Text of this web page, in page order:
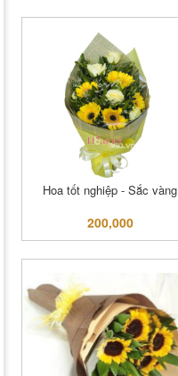
Hoa tốt nghiệp - Sắc vàng
200,000